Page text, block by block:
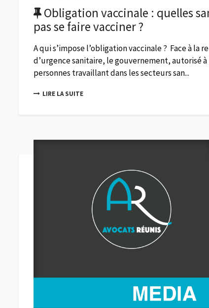
Obligation vaccinale : quelles
pas se faire vacciner ?
A qui s’impose l’obligation vaccinale ? Face à la
d’urgence sanitaire, le gouvernement, autorisé
personnes travaillant dans les secteurs san...
LIRE LA SUITE